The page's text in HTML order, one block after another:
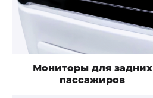
Мониторы для задних
пассажиров